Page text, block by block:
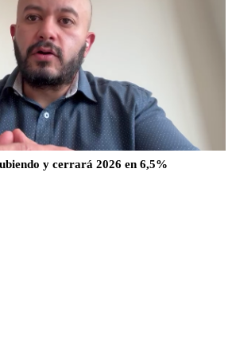
y cerrará 2026 en 6,5%